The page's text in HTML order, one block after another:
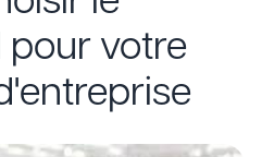
pour votre